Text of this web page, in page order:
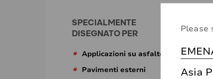
Please
Asia
SPECIALMENTE
DISEGNATO PER
* Applicazioni su asfalto
* Pavimenti esterni